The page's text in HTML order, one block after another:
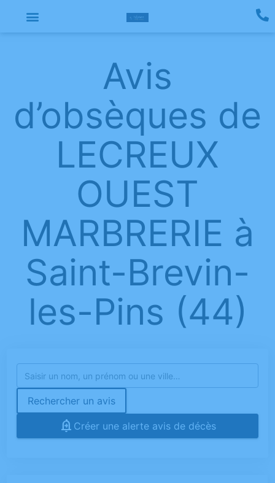
Avis
d’obsèques de
LECREUX
OUEST
MARBRERIE à
Saint-Brevin-
les-Pins (44)
Rechercher un avis
Créer une alerte avis de décès